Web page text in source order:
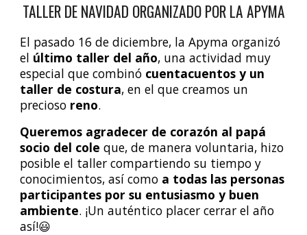
TALLER DE NAVIDAD ORGANIZADO POR LA APYMA
El pasado 16 de diciembre, laApyma organizó
el último taller del año, una actividad muy
especial que combinó cuentacuentos y un
taller de costura, en el que creamos un
precioso reno.
Queremos agradecer de corazón al papá
socio del coleque, de manera voluntaria, hizo
posible el taller compartiendo su tiempo y
conocimientos, así como a todas las personas
participantes por su entusiasmo y buen
ambiente. ¡Un auténtico placer cerrar el año
así!😃